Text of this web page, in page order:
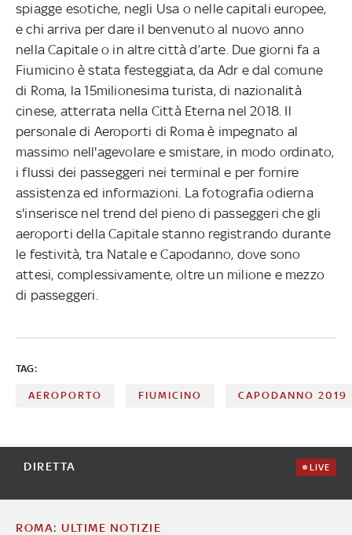
spiagge esotiche, negli Usa o nelle capitali europee,
e chi arriva per dare il benvenuto al nuovo anno
nella Capitale o in altre città d’arte. Due giorni fa a
Fiumicino è stata festeggiata, da Adr e dal comune
di Roma, la 15milionesima turista, di nazionalità
cinese, atterrata nella Città Eterna nel 2018. Il
personale di Aeroporti di Roma è impegnato al
massimo nell'agevolare e smistare, in modo ordinato,
i flussi dei passeggeri nei terminal e per fornire
assistenza ed informazioni. La fotografia odierna
s'inserisce nel trend del pieno di passeggeri che gli
aeroporti della Capitale stanno registrando durante
le festività, tra Natale e Capodanno, dove sono
attesi, complessivamente, oltre un milione e mezzo
di passeggeri.
TAG:
AEROPORTO FIUMICINO CAPODANNO 2019
DIRETTA LIVE
ROMA: ULTIME NOTIZIE